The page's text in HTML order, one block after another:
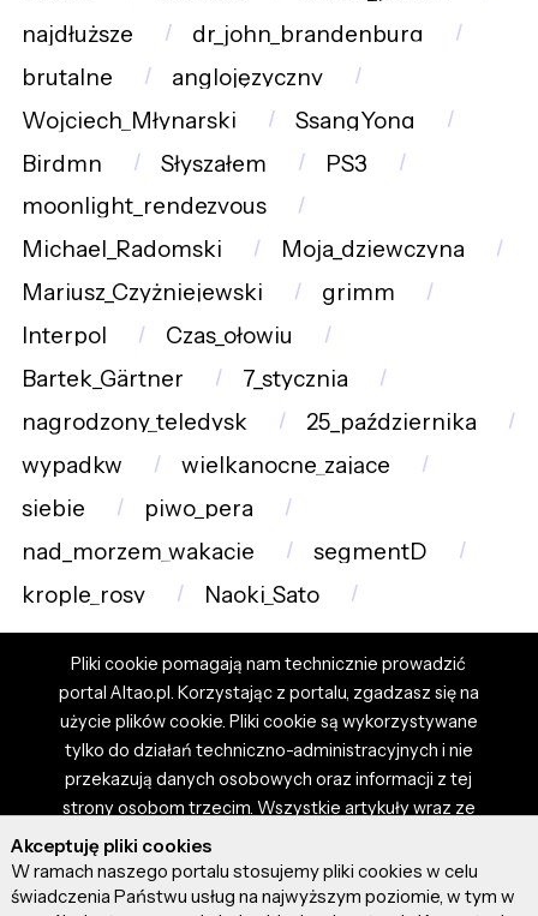
najdłuższe
dr_john_brandenburg
brutalne
anglojęzyczny
Wojciech_Młynarski
SsangYong
Birdmn
Słyszałem
PS3
moonlight_rendezvous
Michael_Radomski
Moja_dziewczyna
Mariusz_Czyżniejewski
grimm
Interpol
Czas_ołowiu
Bartek_Gärtner
7_stycznia
nagrodzony_teledysk
25_października
wypadkw
wielkanocne_zające
siebie
piwo_pera
nad_morzem_wakacje
segmentD
krople_rosy
Naoki_Sato
Pliki cookie pomagają nam technicznie prowadzić
portal Altao.pl. Korzystając z portalu, zgadzasz się na
użycie plików cookie. Pliki cookie są wykorzystywane
tylko do działań techniczno-administracyjnych i nie
przekazują danych osobowych oraz informacji z tej
strony osobom trzecim. Wszystkie artykuły wraz ze
zdjęciami i materiałami dostępnymi na portalu są
własnością użytkowników. Administrator i właściciel
portalu nie ponosi odpowiedzialności za tresci
Akceptuję pliki cookies
W ramach naszego portalu stosujemy pliki cookies w celu
świadczenia Państwu usług na najwyższym poziomie, w tym w